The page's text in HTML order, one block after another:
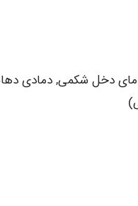
دخل شکمی, دمادی